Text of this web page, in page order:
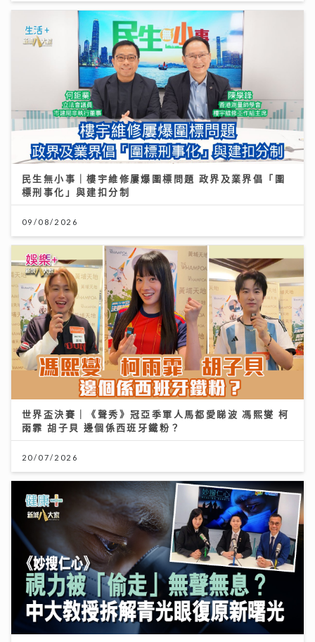
民生無小事｜樓宇維修屢爆圍標問題 政界及業界倡「圍
標刑事化」與建扣分制
09/08/2026
世界盃決賽｜《聲秀》冠亞季軍人馬都愛睇波 馮熙燮 柯
雨霏 胡子貝 邊個係西班牙鐵粉？
20/07/2026